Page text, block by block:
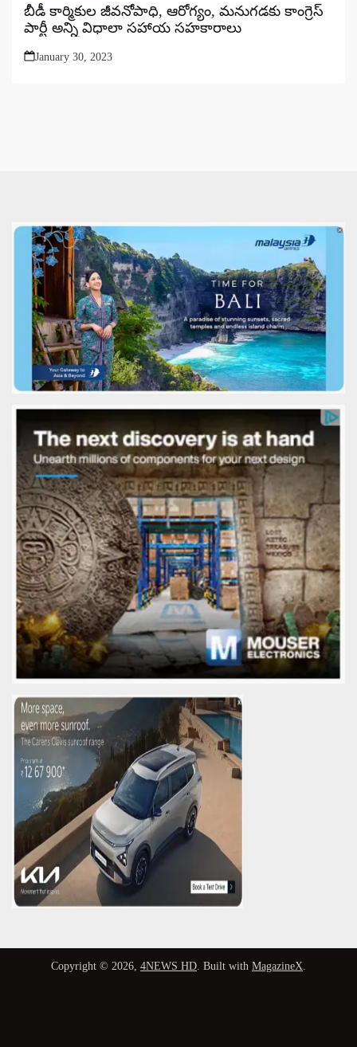
బీడీ కార్మికుల జీవనోపాధి, ఆరోగ్యం, మనుగడకు కాంగ్రెస్
పార్టీ అన్ని విధాలా సహాయ సహకారాలు
January 30, 2023
Copyright © 2026, 4NEWS HD . Built with MagazineX